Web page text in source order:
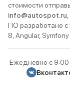
стоимости
info@autospot.ru
ПО разработано с
8, Angular,
Ежедневно с